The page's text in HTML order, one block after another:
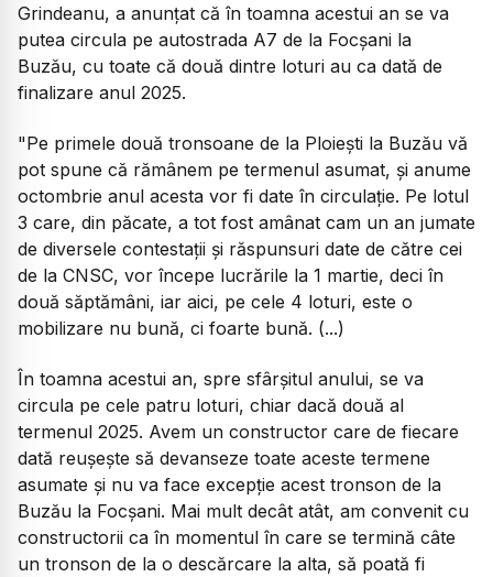
Grindeanu, a anunțat că în toamna acestui an se va
putea circula pe autostrada A7 de la Focşani la
Buzău, cu toate că două dintre loturi au ca dată de
finalizare anul 2025.
"Pe primele două tronsoane de la Ploieşti la Buzău vă
pot spune că rămânem pe termenul asumat, şi anume
octombrie anul acesta vor fi date în circulaţie. Pe lotul
3 care, din păcate, a tot fost amânat cam un an jumate
de diversele contestaţii şi răspunsuri date de către cei
de la CNSC, vor începe lucrările la 1 martie, deci în
două săptămâni, iar aici, pe cele 4 loturi, este o
mobilizare nu bună, ci foarte bună. (...)
În toamna acestui an, spre sfârşitul anului, se va
circula pe cele patru loturi, chiar dacă două al
termenul 2025. Avem un constructor care de fiecare
dată reuşeşte să devanseze toate aceste termene
asumate şi nu va face excepţie acest tronson de la
Buzău la Focşani. Mai mult decât atât, am convenit cu
constructorii ca în momentul în care se termină câte
un tronson de la o descărcare la alta, să poată fi